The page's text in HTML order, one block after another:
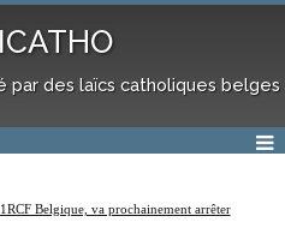
par des laïcs catholiques belges
Belgique, va prochainement arrêter